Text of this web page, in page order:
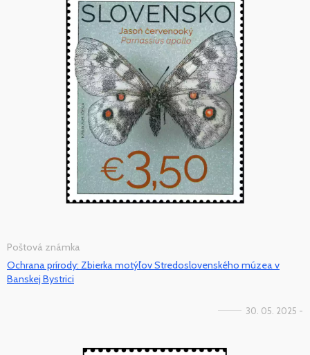
Poštová známka
Ochrana prírody: Zbierka motýľov Stredoslovenského múzea v
Banskej Bystrici
30. 05. 2025 -